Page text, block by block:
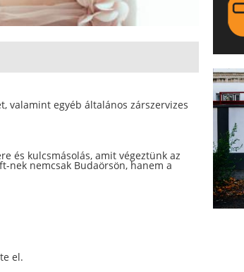
valamint egyéb általános zárszervizes
és kulcsmásolás, amit végeztünk az
nek nemcsak Budaörsön, hanem a
el.